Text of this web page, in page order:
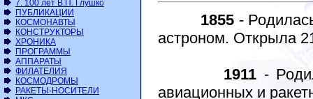
7. 100 лет В.П. Глушко
ПУБЛИКАЦИИ
КОСМОНАВТЫ
КОНСТРУКТОРЫ
ХРОНИКА
ПРОГРАММЫ
АППАРАТЫ
ФИЛАТЕЛИЯ
КОСМОДРОМЫ
РАКЕТЫ-НОСИТЕЛИ
1855-
астроном. Открыла
1911 -
авиационных и